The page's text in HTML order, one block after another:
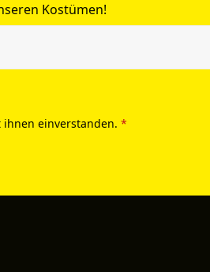
Kostümen!
einverstanden. *